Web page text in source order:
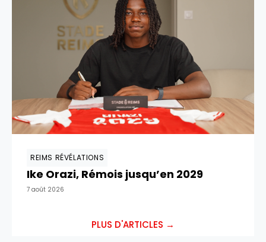
REIMS RÉVÉLATIONS
Ike Orazi, Rémois jusqu’en 2029
7 août 2026
PLUS D'ARTICLES →